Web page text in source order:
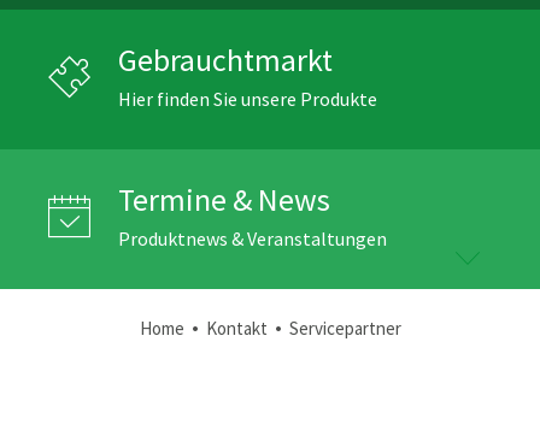
Gebrauchtmarkt
Hier finden Sie unsere Produkte
Termine & News
Produktnews & Veranstaltungen
Home • Kontakt • Servicepartner